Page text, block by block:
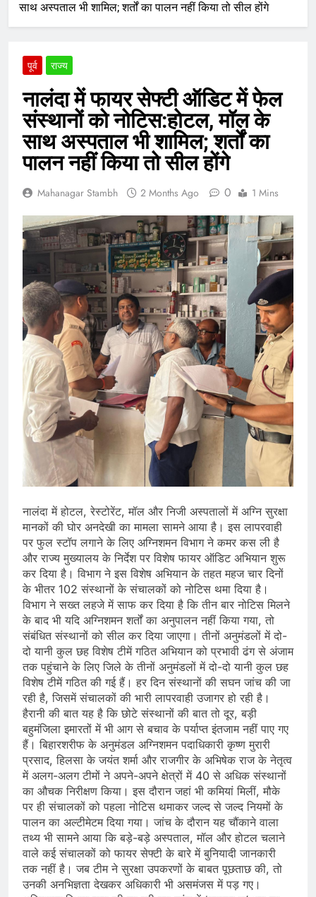
साथ अस्पताल भी शामिल; शर्तों का पालन नहीं किया तो सील होंगे
पूर्व राज्य
नालंदा में फायर सेफ्टी ऑडिट में फेल
संस्थानों को नोटिस:होटल, मॉल के
साथ अस्पताल भी शामिल; शर्तों का
पालन नहीं किया तो सील होंगे
Mahanagar Stambh 2 Months Ago 0 1 Mins
नालंदा में होटल, रेस्टोरेंट, मॉल और निजी अस्पतालों में अग्नि सुरक्षा
मानकों की घोर अनदेखी का मामला सामने आया है। इस लापरवाही
पर फुल स्टॉप लगाने के लिए अग्निशमन विभाग ने कमर कस ली है
और राज्य मुख्यालय के निर्देश पर विशेष फायर ऑडिट अभियान शुरू
कर दिया है। विभाग ने इस विशेष अभियान के तहत महज चार दिनों
के भीतर 102 संस्थानों के संचालकों को नोटिस थमा दिया है।
विभाग ने सख्त लहजे में साफ कर दिया है कि तीन बार नोटिस मिलने
के बाद भी यदि अग्निशमन शर्तों का अनुपालन नहीं किया गया, तो
संबंधित संस्थानों को सील कर दिया जाएगा। तीनों अनुमंडलों में दो-
दो यानी कुल छह विशेष टीमें गठित अभियान को प्रभावी ढंग से अंजाम
तक पहुंचाने के लिए जिले के तीनों अनुमंडलों में दो-दो यानी कुल छह
विशेष टीमें गठित की गई हैं। हर दिन संस्थानों की सघन जांच की जा
रही है, जिसमें संचालकों की भारी लापरवाही उजागर हो रही है।
हैरानी की बात यह है कि छोटे संस्थानों की बात तो दूर, बड़ी
बहुमंजिला इमारतों में भी आग से बचाव के पर्याप्त इंतजाम नहीं पाए गए
हैं। बिहारशरीफ के अनुमंडल अग्निशमन पदाधिकारी कृष्ण मुरारी
प्रसाद, हिलसा के जयंत शर्मा और राजगीर के अभिषेक राज के नेतृत्व
में अलग-अलग टीमों ने अपने-अपने क्षेत्रों में 40 से अधिक संस्थानों
का औचक निरीक्षण किया। इस दौरान जहां भी कमियां मिलीं, मौके
पर ही संचालकों को पहला नोटिस थमाकर जल्द से जल्द नियमों के
पालन का अल्टीमेटम दिया गया। जांच के दौरान यह चौंकाने वाला
तथ्य भी सामने आया कि बड़े-बड़े अस्पताल, मॉल और होटल चलाने
वाले कई संचालकों को फायर सेफ्टी के बारे में बुनियादी जानकारी
तक नहीं है। जब टीम ने सुरक्षा उपकरणों के बाबत पूछताछ की, तो
उनकी अनभिज्ञता देखकर अधिकारी भी असमंजस में पड़ गए।